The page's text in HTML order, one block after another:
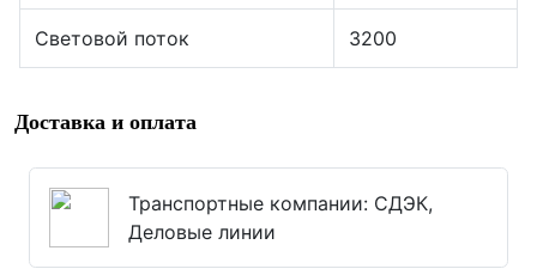
Световой поток 3200
Доставка и оплата
Транспортные компании: СДЭК,
Деловые линии